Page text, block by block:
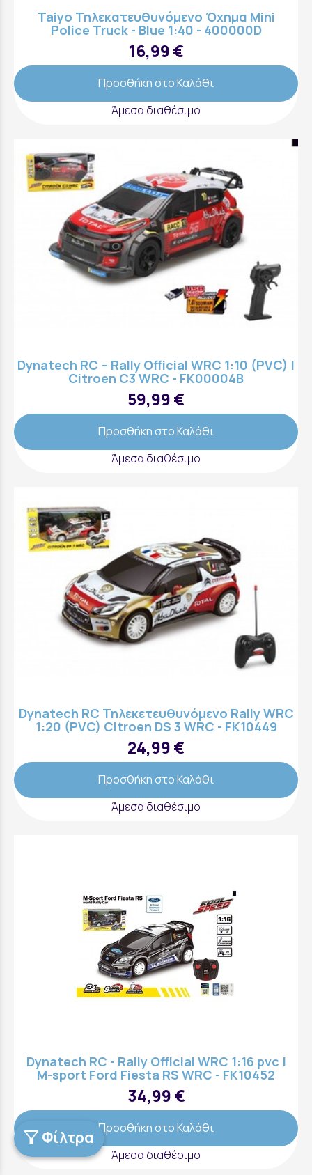
Φίλτρα
Taiyo Τηλεκατευθυνόμενο Όχημα Mini
Police Truck - Blue 1:40 - 400000D
16,99 €
Προσθήκη στο Καλάθι
Άμεσα διαθέσιμο
Dynatech RC – Rally Official WRC 1:10 (PVC) |
Citroen C3 WRC - FK00004B
59,99 €
Προσθήκη στο Καλάθι
Άμεσα διαθέσιμο
Dynatech RC Τηλεκετευθυνόμενο Rally WRC
1:20 (PVC) Citroen DS 3 WRC - FK10449
24,99 €
Προσθήκη στο Καλάθι
Άμεσα διαθέσιμο
Dynatech RC - Rally Official WRC 1:16 pvc |
M-sport Ford Fiesta RS WRC - FK10452
34,99 €
Προσθήκη στο Καλάθι
Άμεσα διαθέσιμο
Copyright © 2018 - 2026 Παιδικά Παιχνίδια στην Πάτρα -
Kiderella
Κατασκευή Ιστοσελίδων New Media Soft